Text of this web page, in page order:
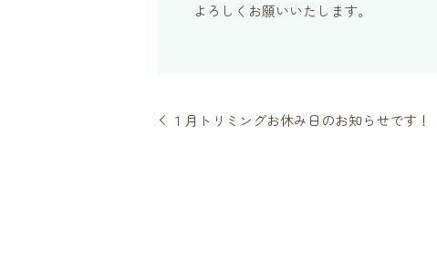
よろしくお願いいたします。
１月トリミングお休み日のお知らせです！